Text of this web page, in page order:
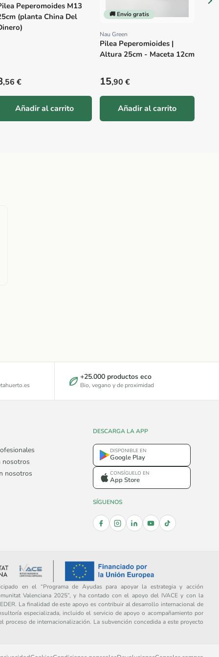
Peperomoides M13
(planta China Del
habitual
,56 €
Añadir al carrito
🚚 Envío gratis
Proveedor:
Nau Green
Pilea Peperomioides |
Altura 25cm - Maceta 12cm
Precio habitual
15,90 €
Añadir al carrito
+25.000 productos eco
Bio, vegano y de proximidad
nosotros
nosotros
DESCARGA LA APP
DISPONIBLE EN
Google Play
CONSÍGUELO EN
App Store
SÍGUENOS
en el “Programa de Ayudas para apoyar la estrategia y acción
Valenciana 2025”, y ha contado con el apoyo del IVACE y con la
La finalidad de este apoyo es contribuir al desarrollo internacional de
especializada, incluido el servicio de apoyo o acompañamiento por
proceso de internacionalización. La subvención concedida a este proyecto